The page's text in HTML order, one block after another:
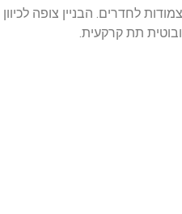
מ"ר עם יחידות צמודות לחדרים. הבניין צופה לכיוון
תת קרקעית.